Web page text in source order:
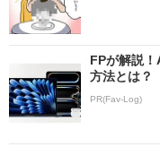
FPが解説
方法とは？
PR(Fav-Log)